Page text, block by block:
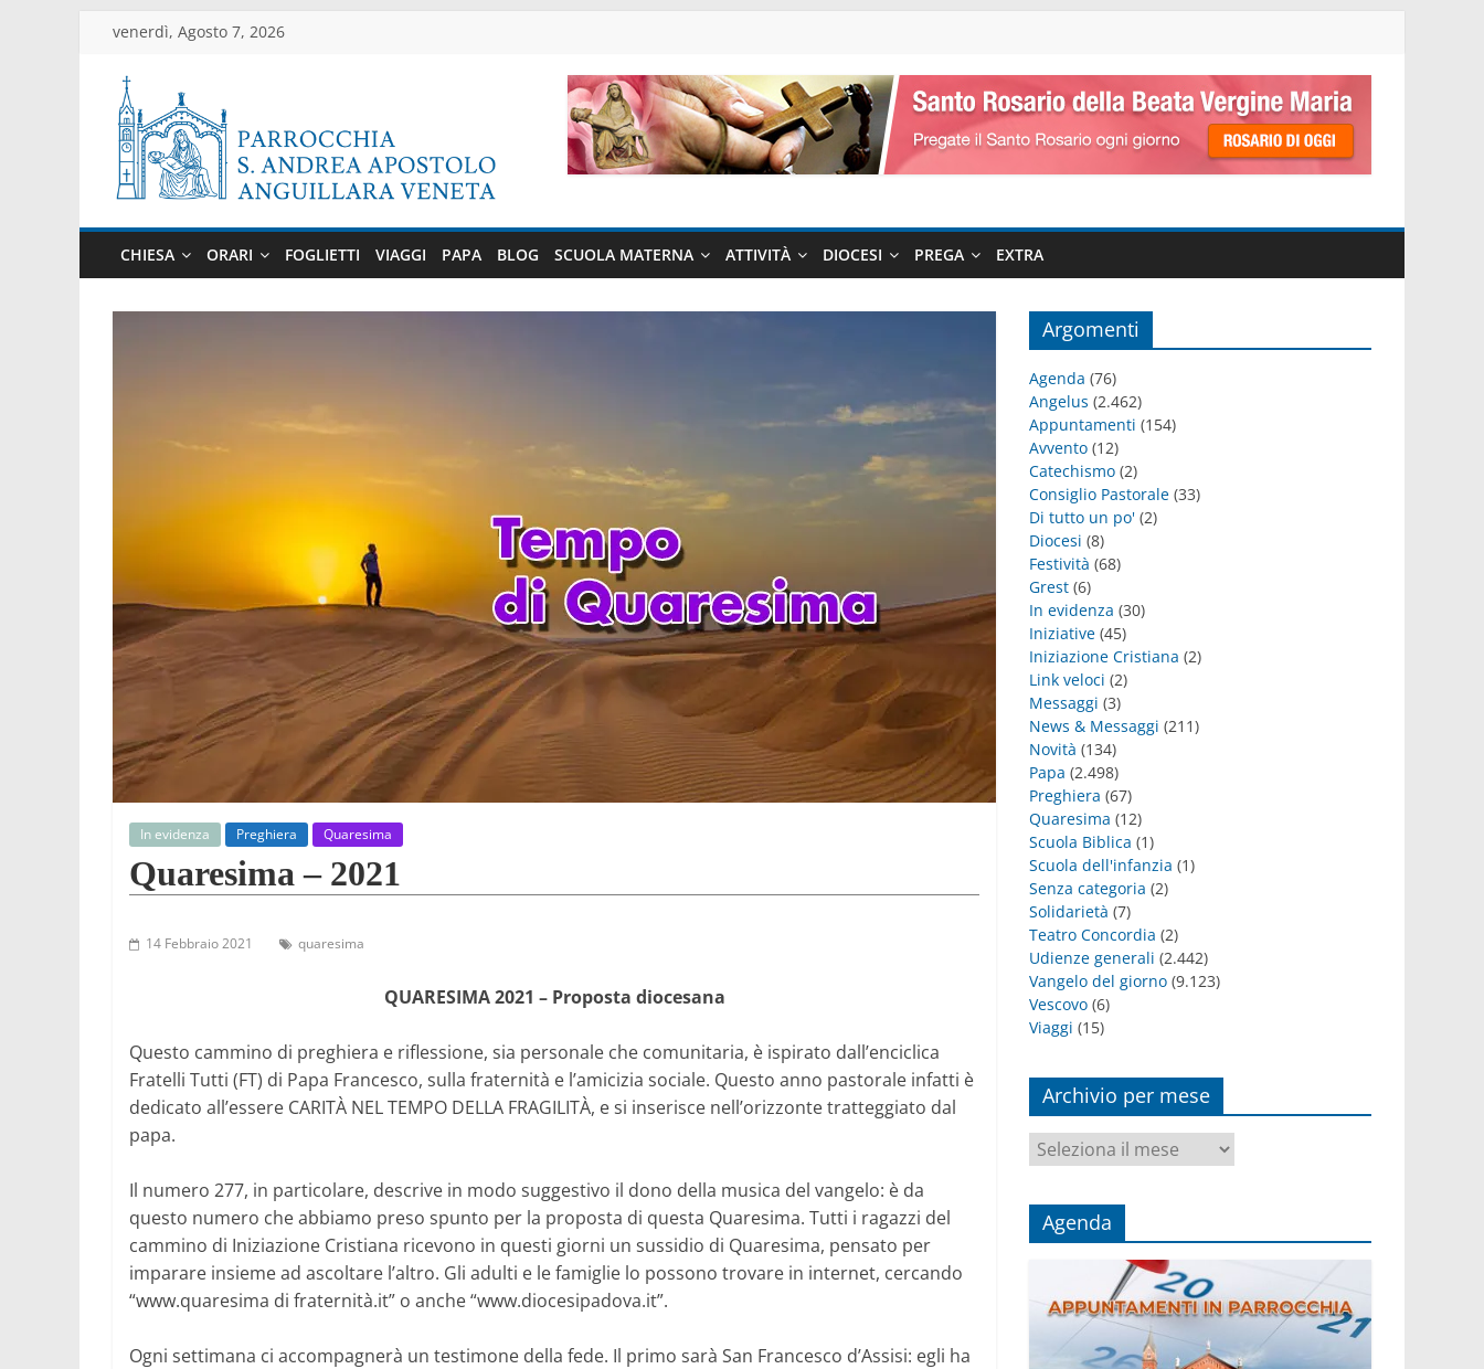
Salta
contenuto
venerdì, Agosto 7, 2026
Parrocchia
di
Anguillara
Veneta
CHIESA ORARI FOGLIETTI VIAGGI PAPA BLOG SCUOLA MATERNA ATTIVITÀ DIOCESI PREGA EXTRA
In evidenza Preghiera Quaresima
Quaresima – 2021
14 Febbraio 2021 quaresima
QUARESIMA 2021 – Proposta diocesana
Questo cammino di preghiera e riflessione, sia personale che comunitaria, è ispirato dall’enciclica
Fratelli Tutti (FT) di Papa Francesco, sulla fraternità e l’amicizia sociale. Questo anno pastorale infatti è
dedicato all’essere CARITÀ NEL TEMPO DELLA FRAGILITÀ, e si inserisce nell’orizzonte tratteggiato dal
papa.
Il numero 277, in particolare, descrive in modo suggestivo il dono della musica del vangelo: è da
questo numero che abbiamo preso spunto per la proposta di questa Quaresima. Tutti i ragazzi del
cammino di Iniziazione Cristiana ricevono in questi giorni un sussidio di Quaresima, pensato per
imparare insieme ad ascoltare l’altro. Gli adulti e le famiglie lo possono trovare in internet, cercando
“www.quaresima di fraternità.it” o anche “www.diocesipadova.it”.
Ogni settimana ci accompagnerà un testimone della fede. Il primo sarà San Francesco d’Assisi: egli ha
Argomenti
Agenda (76)
Angelus (2.462)
Appuntamenti (154)
Avvento (12)
Catechismo (2)
Consiglio Pastorale (33)
Di tutto un po' (2)
Diocesi (8)
Festività (68)
Grest (6)
In evidenza (30)
Iniziative (45)
Iniziazione Cristiana (2)
Link veloci (2)
Messaggi (3)
News & Messaggi (211)
Novità (134)
Papa (2.498)
Preghiera (67)
Quaresima (12)
Scuola Biblica (1)
Scuola dell'infanzia (1)
Senza categoria (2)
Solidarietà (7)
Teatro Concordia (2)
Udienze generali (2.442)
Vangelo del giorno (9.123)
Vescovo (6)
Viaggi (15)
Archivio per mese
Archivio
per
Agenda